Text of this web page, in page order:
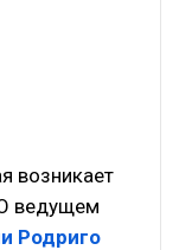
возникает
ведущем
Родриго